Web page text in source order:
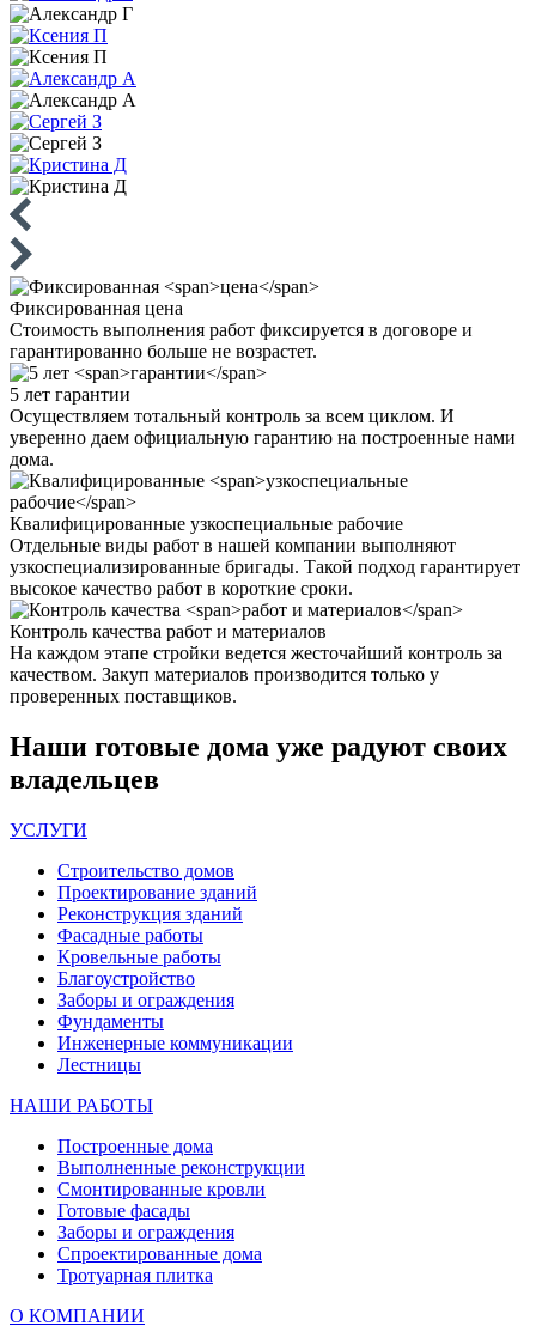
Фиксированная цена
Стоимость выполнения работ фиксируется в договоре и
гарантированно больше не возрастет.
5 лет гарантии
Осуществляем тотальный контроль за всем циклом. И
уверенно даем официальную гарантию на построенные нами
дома.
Квалифицированные узкоспециальные рабочие
Отдельные виды работ в нашей компании выполняют
узкоспециализированные бригады. Такой подход гарантирует
высокое качество работ в короткие сроки.
Контроль качества работ и материалов
На каждом этапе стройки ведется жесточайший контроль за
качеством. Закуп материалов производится только у
проверенных поставщиков.
Наши готовые дома уже радуют своих
владельцев
УСЛУГИ
Строительство домов
Проектирование зданий
Реконструкция зданий
Фасадные работы
Кровельные работы
Благоустройство
Заборы и ограждения
Фундаменты
Инженерные коммуникации
Лестницы
НАШИ РАБОТЫ
Построенные дома
Выполненные реконструкции
Смонтированные кровли
Готовые фасады
Заборы и ограждения
Спроектированные дома
Тротуарная плитка
О КОМПАНИИ